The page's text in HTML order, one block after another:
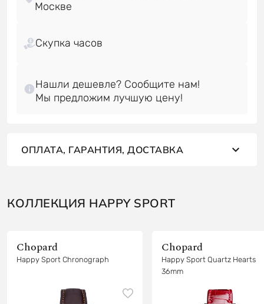
Скупка часов
Нашли дешевле? Сообщите нам!
ОПЛАТА, ГАРАНТИЯ, ДОСТАВКА
КОЛЛЕКЦИЯ HAPPY SPORT
Chopard
Happy Sport Chronograph
Chopard
Happy Sport Quartz Hearts
36mm